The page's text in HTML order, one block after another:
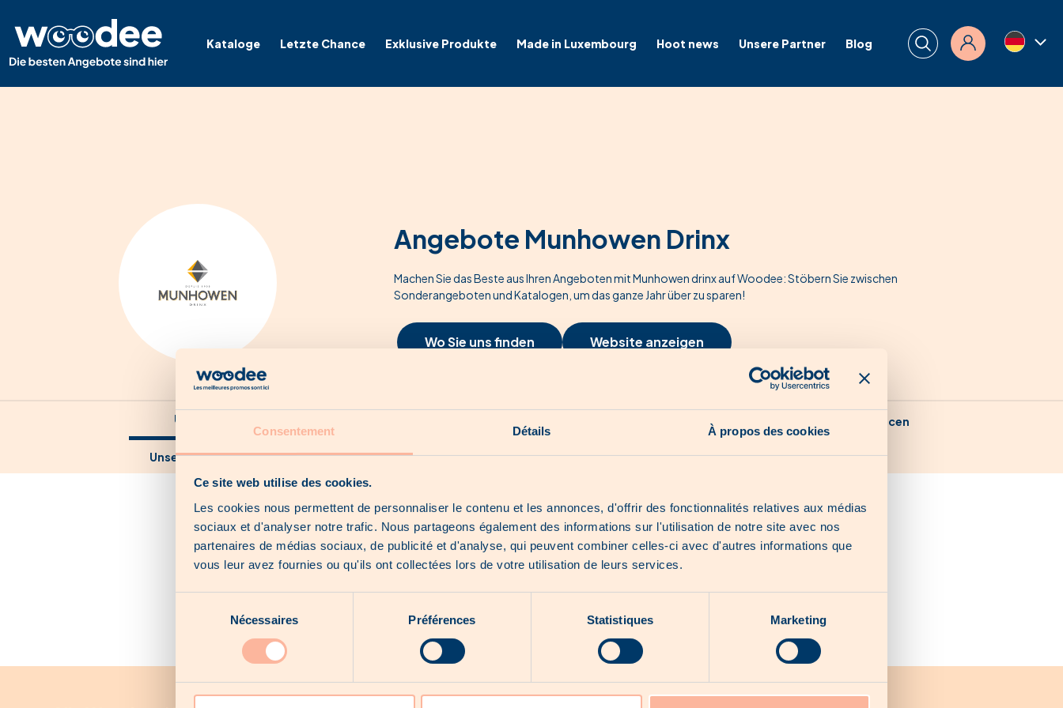
Consentement Détails À propos des cookies
Ce site web utilise des cookies.
Les cookies nous permettent de personnaliser le contenu et les annonces, d'offrir des fonctionnalités relatives aux médias
sociaux et d'analyser notre trafic. Nous partageons également des informations sur l'utilisation de notre site avec nos
partenaires de médias sociaux, de publicité et d'analyse, qui peuvent combiner celles-ci avec d'autres informations que
vous leur avez fournies ou qu'ils ont collectées lors de votre utilisation de leurs services.
consentement
Nécessaires Préférences Statistiques Marketing
Kataloge Letzte Chance Exklusive Produkte Made in Luxembourg Hoot news Unsere Partner Blog Anmelden
Angebote Munhowen Drinx
Machen Sie das Beste aus Ihren Angeboten mit Munhowen drinx auf Woodee: Stöbern Sie zwischen
Sonderangeboten und Katalogen, um das ganze Jahr über zu sparen!
Wo Sie uns finden Website anzeigen
Unsere Kataloge Unsere letzten Chancen
Unsere lokalen Angebote Unsere exklusiven Produkte Über uns
Kein Katalog für den Moment...